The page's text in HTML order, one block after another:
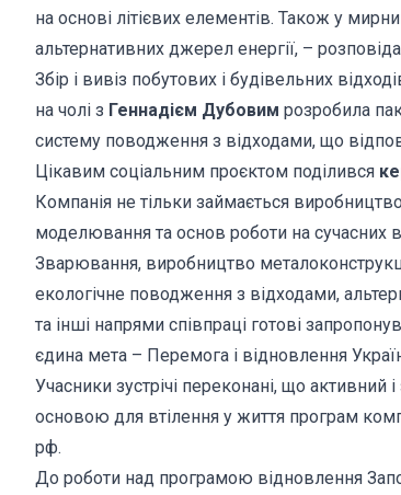
на основі літієвих елементів. Також у
альтернативних джерел енергії, –
Збір і вивіз побутових і будівельних
на чолі з Геннадієм Дубовим розробила
систему поводження з відходами, що
Цікавим соціальним проєктом поділився
Компанія не тільки займається
моделювання та основ роботи на сучасних
Зварювання, виробництво
екологічне поводження з відходами,
та інші напрями співпраці готові
єдина мета – Перемога і відновлення
Учасники зустрічі переконані, що
основою для втілення у життя програм
рф.
До роботи над програмою відновлення